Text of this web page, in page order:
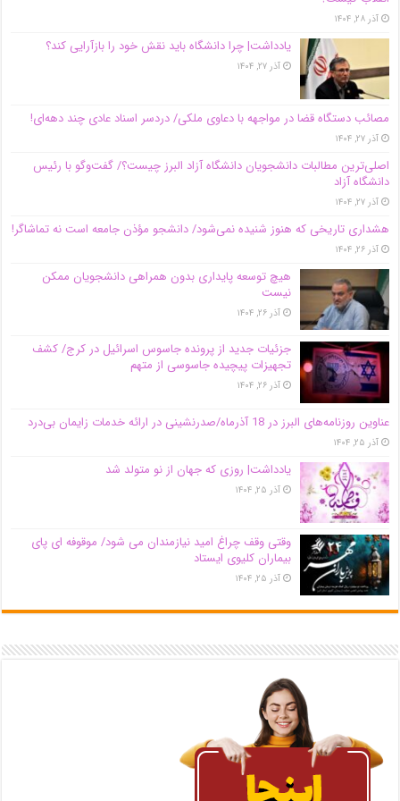
آذر ۲۸, ۱۴۰۴
یادداشت| چرا دانشگاه باید نقش خود را بازآرایی کند؟
آذر ۲۷, ۱۴۰۴
مصائب دستگاه قضا در مواجهه با دعاوی ملکی/ دردسر اسناد عادی چند‌ دهه‌ای!
آذر ۲۷, ۱۴۰۴
اصلی‌ترین مطالبات دانشجویان دانشگاه آزاد البرز چیست؟/ گفت‌وگو با رئیس
دانشگاه آز‌اد
آذر ۲۷, ۱۴۰۴
هشداری تاریخی که هنوز شنیده نمی‌شود/ دانشجو مؤذن جامعه است نه تماشاگر!
آذر ۲۶, ۱۴۰۴
هیچ توسعه پایداری بدون همراهی دانشجویان ممکن
نیست
آذر ۲۶, ۱۴۰۴
جزئیات جدید از پرونده جاسوس اسرائیل در کرج/‌ کشف
تجهیزات پیچیده جاسوسی از متهم
آذر ۲۶, ۱۴۰۴
عناوین روزنامه‌های البرز در ‌18 آذرماه/صدرنشینی در ارائه خدمات زایمان بی‌درد
آذر ۲۵, ۱۴۰۴
یادداشت| روزی که جهان از نو متولد شد
آذر ۲۵, ۱۴۰۴
وقتی وقف چراغ امید نیازمندان می شود/ موقوفه ای پای
بیماران کلیوی ایستاد
آذر ۲۵, ۱۴۰۴